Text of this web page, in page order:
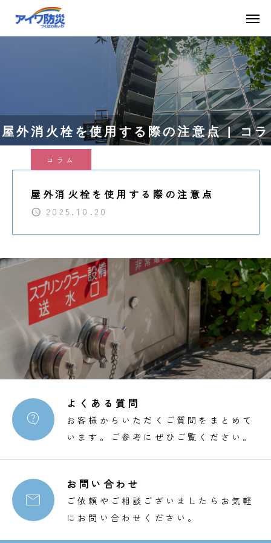
屋外消火栓を使用する際の注意点 | コラ
ム | 茨城で消防設備なら【アイワ防災株
式会社】
コラム
屋外消火栓を使用する際の注意点
2025.10.20

よくある質問
お客様からいただくご質問をまとめて
います。ご参考にぜひご覧ください。

お問い合わせ
ご依頼やご相談ございましたらお気軽
にお問い合わせください。